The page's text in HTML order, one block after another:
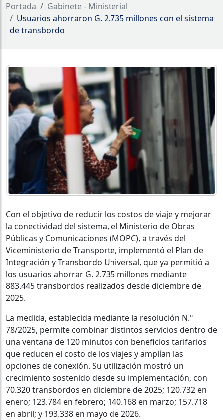
Portada
Gabinete - Ministerial
Usuarios ahorraron G. 2.735 millones con el sistema
de transbordo
Con el objetivo de reducir los costos de viaje y mejorar
la conectividad del sistema, el Ministerio de Obras
Públicas y Comunicaciones (MOPC), a través del
Viceministerio de Transporte, implementó el Plan de
Integración y Transbordo Universal, que ya permitió a
los usuarios ahorrar G. 2.735 millones mediante
883.445 transbordos realizados desde diciembre de
2025.
La medida, establecida mediante la resolución N.º
78/2025, permite combinar distintos servicios dentro de
una ventana de 120 minutos con beneficios tarifarios
que reducen el costo de los viajes y amplían las
opciones de conexión. Su utilización mostró un
crecimiento sostenido desde su implementación, con
70.320 transbordos en diciembre de 2025; 120.732 en
enero; 123.784 en febrero; 140.168 en marzo; 157.718
en abril; y 193.338 en mayo de 2026.